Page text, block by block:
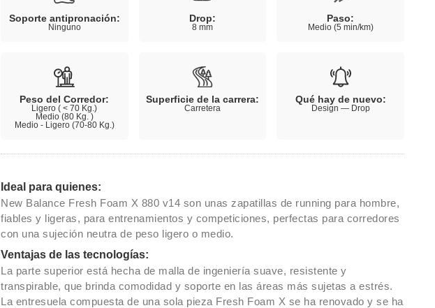
Soporte antipronación:
Ninguno
Drop:
8 mm
Paso:
Medio (5 min/km)
Peso del Corredor:
Ligero ( < 70 Kg.)
Medio (80 Kg. )
Medio - Ligero (70-80 Kg.)
Superficie de la carrera:
Carretera
Qué hay de nuevo:
Design — Drop
Ideal para quienes:
New Balance Fresh Foam X 880 v14 son unas zapatillas de running para hombre,
fiables y ligeras, para entrenamientos y competiciones, perfectas para corredores
con una sujeción neutra de peso ligero o medio.
Ventajas de las tecnologías:
La parte superior está hecha de malla de ingeniería suave, resistente y
transpirable, que brinda comodidad y soporte en las áreas más sujetas a estrés.
La entresuela compuesta de una sola pieza Fresh Foam X se ha renovado y se ha